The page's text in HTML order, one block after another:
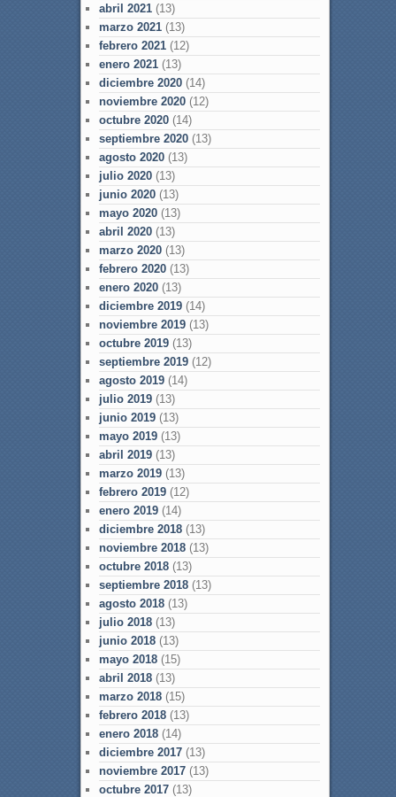
abril 2021(13)
marzo 2021(13)
febrero 2021(12)
enero 2021(13)
diciembre 2020(14)
noviembre 2020(12)
octubre 2020(14)
septiembre 2020(13)
agosto 2020(13)
julio 2020(13)
junio 2020(13)
mayo 2020(13)
abril 2020(13)
marzo 2020(13)
febrero 2020(13)
enero 2020(13)
diciembre 2019(14)
noviembre 2019(13)
octubre 2019(13)
septiembre 2019(12)
agosto 2019(14)
julio 2019(13)
junio 2019(13)
mayo 2019(13)
abril 2019(13)
marzo 2019(13)
febrero 2019(12)
enero 2019(14)
diciembre 2018(13)
noviembre 2018(13)
octubre 2018(13)
septiembre 2018(13)
agosto 2018(13)
julio 2018(13)
junio 2018(13)
mayo 2018(15)
abril 2018(13)
marzo 2018(15)
febrero 2018(13)
enero 2018(14)
diciembre 2017(13)
noviembre 2017(13)
octubre 2017(13)